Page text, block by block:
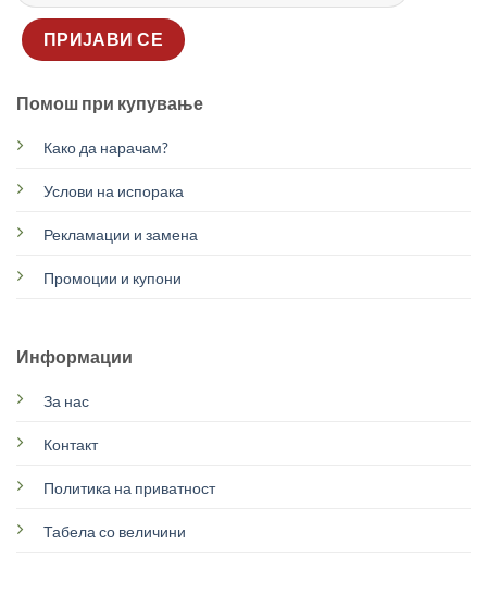
Помош при купување
Како да нарачам?
Услови на испорака
Рекламации и замена
Промоции и купони
Информации
За нас
Контакт
Политика на приватност
Табела со величини